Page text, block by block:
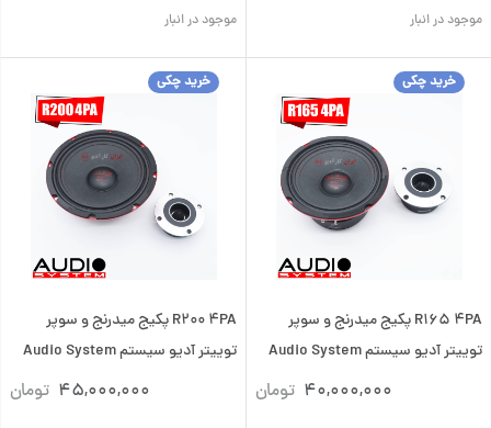
موجود در انبار موجود در انبار
خرید چکی
R165 4PA پکیج میدرنج و سوپر
توییتر آدیو سیستم Audio System
40,000,000 تومان
خرید چکی
R200 4PA پکیج میدرنج و سوپر
توییتر آدیو سیستم Audio System
45,000,000 تومان